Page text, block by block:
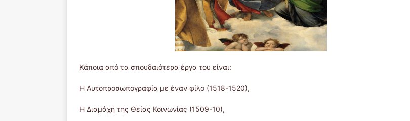
Κάποια από τα σπουδαιότερα έργα του είναι:
Η Αυτοπροσωπογραφία με έναν φίλο (1518-1520),
Η Διαμάχη της Θείας Κοινωνίας (1509-10),